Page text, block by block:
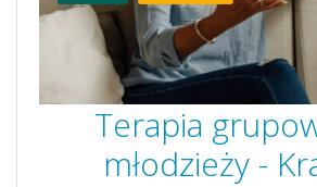
Terapia
młodzieży -